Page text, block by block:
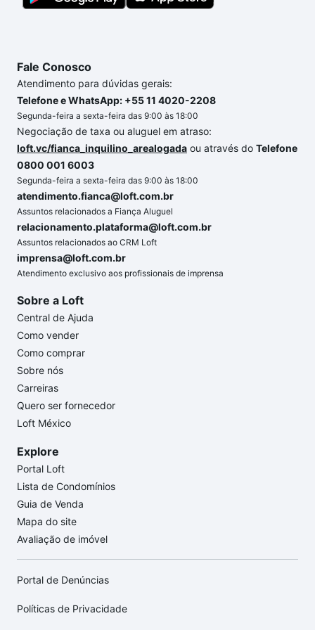
Fale Conosco
Atendimento para dúvidas gerais:
Telefone e WhatsApp: +55 11 4020-2208
Segunda-feira a sexta-feira das 9:00 às 18:00
Negociação de taxa ou aluguel em atraso:
loft.vc/fianca_inquilino_arealogada ou através do Telefone
0800 001 6003
Segunda-feira a sexta-feira das 9:00 às 18:00
atendimento.fianca@loft.com.br
Assuntos relacionados a Fiança Aluguel
relacionamento.plataforma@loft.com.br
Assuntos relacionados ao CRM Loft
imprensa@loft.com.br
Atendimento exclusivo aos profissionais de imprensa
Sobre a Loft
Central de Ajuda
Como vender
Como comprar
Sobre nós
Carreiras
Quero ser fornecedor
Loft México
Explore
Portal Loft
Lista de Condomínios
Guia de Venda
Mapa do site
Avaliação de imóvel
Portal de Denúncias
Políticas de Privacidade